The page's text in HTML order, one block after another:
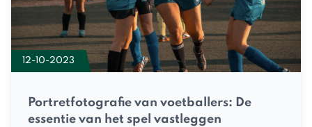
12-10-2023
Portretfotografie van voetballers: De
essentie van het spel vastleggen